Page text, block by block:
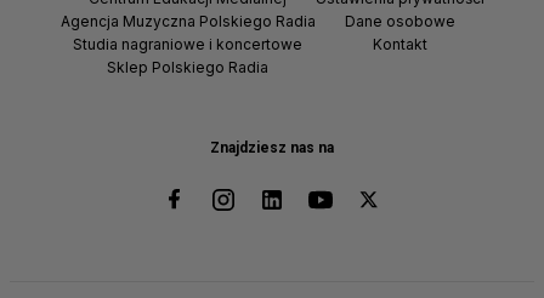
Znajdziesz nas na
Agencja Muzyczna Polskiego Radia
Studia nagraniowe i koncertowe
Sklep Polskiego Radia
Dane osobowe
Kontakt